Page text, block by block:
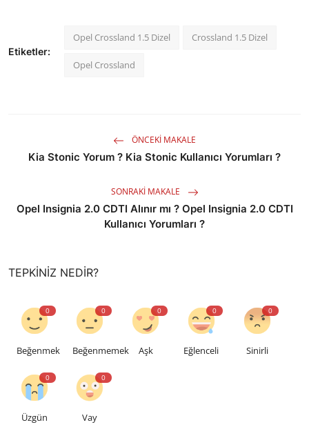
Etiketler:
Opel Crossland 1.5 Dizel Crossland 1.5 Dizel
Opel Crossland
ÖNCEKI MAKALE
Kia Stonic Yorum ? Kia Stonic Kullanıcı Yorumları ?
SONRAKI MAKALE
Opel Insignia 2.0 CDTI Alınır mı ? Opel Insignia 2.0 CDTI
Kullanıcı Yorumları ?
TEPKINIZ NEDIR?
0
Beğenmek
0
Beğenmemek
0
Aşk
0
Eğlenceli
0
Sinirli
0
Üzgün
0
Vay